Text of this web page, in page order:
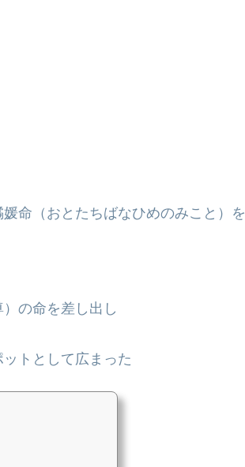
命（おとたちばなひめのみこと）を
の命を差し出し
トとして広まった